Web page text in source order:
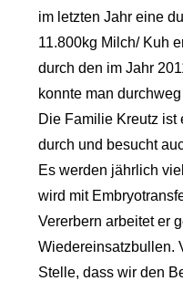
im letzten Jahr eine
11.800kg Milch/ Kuh
durch den im Jahr
konnte man
Die Familie Kreutz ist
durch und besucht
Es werden jährlich
wird mit
Vererbern arbeitet er
Wiedereinsatzbullen.
Stelle, dass wir den